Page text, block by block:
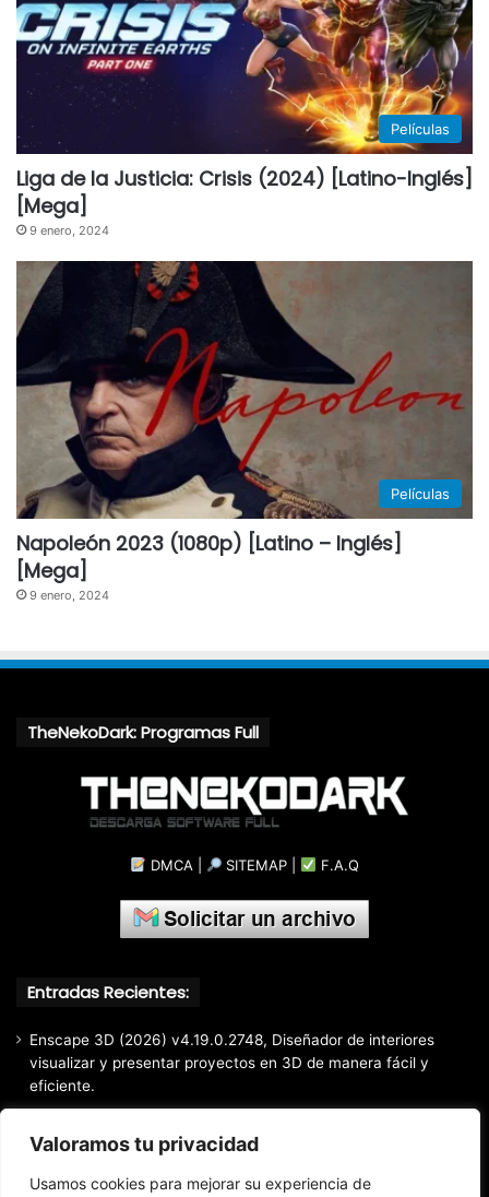
Valoramos tu privacidad
Usamos cookies para mejorar su experiencia de
Películas
Liga de la Justicia: Crisis (2024) [Latino-Inglés]
[Mega]
9 enero, 2024
Películas
Napoleón 2023 (1080p) [Latino – Inglés]
[Mega]
9 enero, 2024
TheNekoDark: Programas Full
DMCA SITEMAP F.A.Q
Entradas Recientes:
Enscape 3D (2026) v4.19.0.2748, Diseñador de interiores
visualizar y presentar proyectos en 3D de manera fácil y
eficiente.
EaseUS Partition Master Professional All Edition (2026)
v20.5.0 Build 202608010610, Crear y modificar particiones